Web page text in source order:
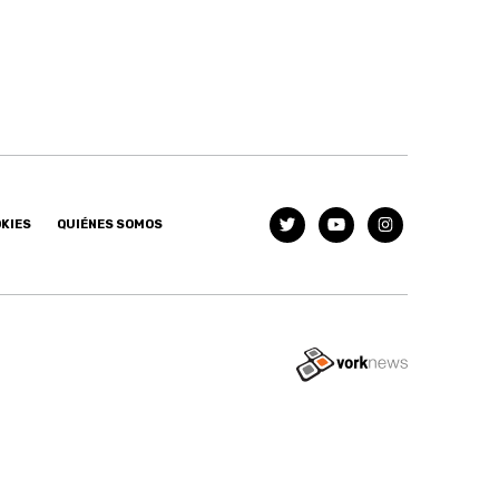
QUIÉNES SOMOS